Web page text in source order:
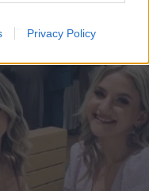
Privacy Policy